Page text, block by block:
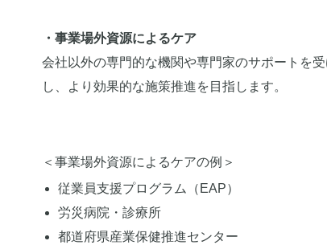
・事業場外資源によるケア
会社以外の専門的な機関や専門家のサポートを
し、より効果的な施策推進を目指します。
＜事業場外資源によるケアの例＞
従業員支援プログラム（EAP）
労災病院・診療所
都道府県産業保健推進センター